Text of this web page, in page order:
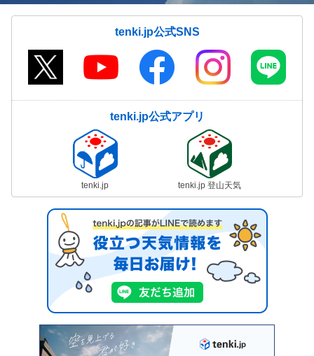
tenki.jp公式SNS
tenki.jp公式アプリ
tenki.jp tenki.jp 登山天気